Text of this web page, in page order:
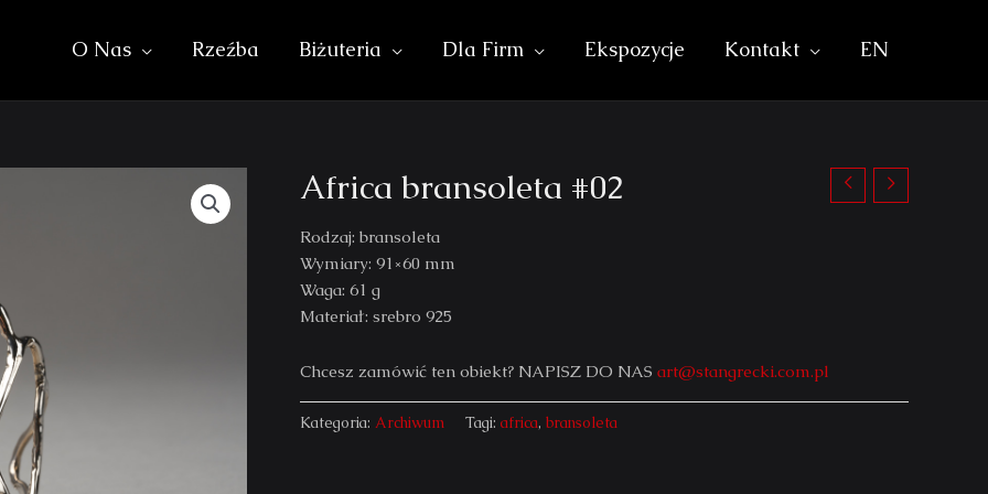
O Nas Rzeźba Biżuteria Dla Firm Ekspozycje Kontakt EN
Africa bransoleta #02
Rodzaj: bransoleta
Wymiary: 91×60 mm
Waga: 61 g
Materiał: srebro 925
Chcesz zamówić ten obiekt? NAPISZ DO NAS art@stangrecki.com.pl
Kategoria: Archiwum Tagi: africa, bransoleta